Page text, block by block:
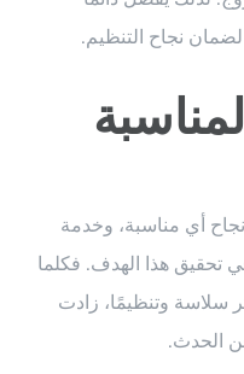
نجاح التنظيم.
أي مناسبة، وخدمة
تحقيق هذا الهدف. فكلما
سلاسة وتنظيمًا، زادت
الحدث.